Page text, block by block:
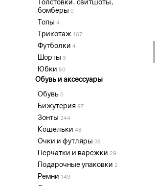
Толстовки, свитшоты,
бомберы 0
Топы 4
Трикотаж 167
Футболки 4
Шорты 3
Юбки 50
Обувь и аксессуары
Обувь 0
Бижутерия 97
Зонты 244
Кошельки 48
Очки и футляры 38
Перчатки и варежки 29
Подарочные упаковки 2
Ремни 149